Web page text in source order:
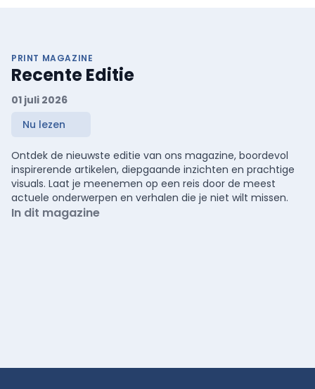
PRINT MAGAZINE
Recente Editie
01 juli 2026
Nu lezen
Ontdek de nieuwste editie van ons magazine, boordevol
inspirerende artikelen, diepgaande inzichten en prachtige
visuals. Laat je meenemen op een reis door de meest
actuele onderwerpen en verhalen die je niet wilt missen.
In dit magazine